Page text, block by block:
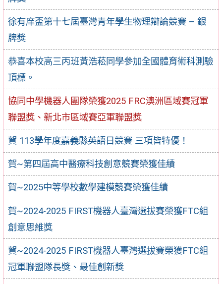
徐有庠盃第十七屆臺灣青年學生物理辯論競賽 – 銀
牌獎
恭喜本校高三丙班黃浩菘同學參加全國體育術科測驗
頂標。
協同中學機器人團隊榮獲2025 FRC澳洲區域賽冠軍
聯盟獎、新北市區域賽亞軍聯盟獎
賀 113學年度嘉義縣英語日競賽 三項皆特優！
賀~第四屆高中醫療科技創意競賽榮獲佳績
賀~2025中等學校數學建模競賽榮獲佳績
賀~2024-2025 FIRST機器人臺灣選拔賽榮獲FTC組
創意思維獎
賀~2024-2025 FIRST機器人臺灣選拔賽榮獲FTC組
冠軍聯盟隊長獎、最佳創新獎